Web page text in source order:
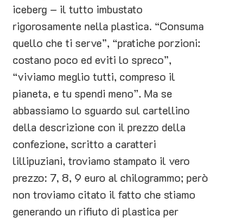
iceberg – il tutto imbustato
rigorosamente nella plastica. “Consuma
quello che ti serve”, “pratiche porzioni:
costano poco ed eviti lo spreco”,
“viviamo meglio tutti, compreso il
pianeta, e tu spendi meno”. Ma se
abbassiamo lo sguardo sul cartellino
della descrizione con il prezzo della
confezione, scritto a caratteri
lillipuziani, troviamo stampato il vero
prezzo: 7, 8, 9 euro al chilogrammo; però
non troviamo citato il fatto che stiamo
generando un rifiuto di plastica per